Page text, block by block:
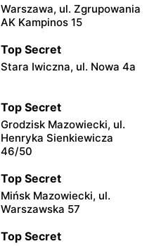
Warszawa, ul. Zgrupowania
AK Kampinos 15
Top Secret
Stara Iwiczna, ul. Nowa 4a
Top Secret
Grodzisk Mazowiecki, ul.
Henryka Sienkiewicza
46/50
Top Secret
Mińsk Mazowiecki, ul.
Warszawska 57
Top Secret